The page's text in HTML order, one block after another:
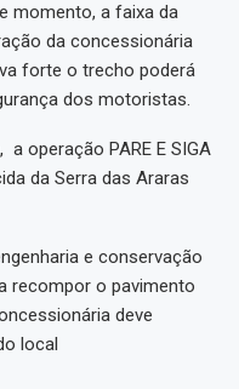
momento, a faixa da
da concessionária
forte o trecho poderá
dos motoristas.
operação PARE E SIGA
da Serra das Araras
e conservação
recompor o pavimento
deve
local